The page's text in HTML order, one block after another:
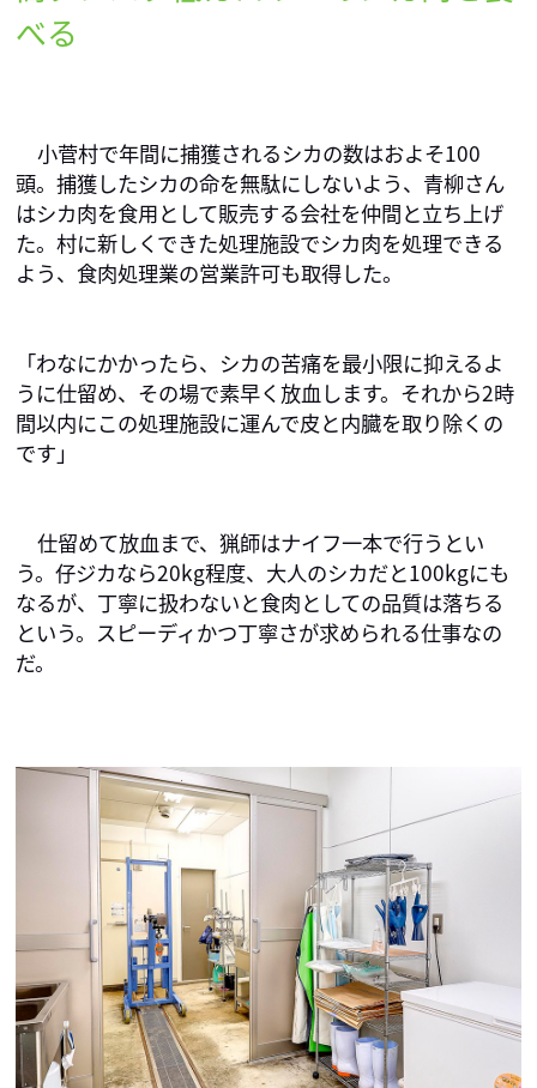
べる
小菅村で年間に捕獲されるシカの数はおよそ100
頭。捕獲したシカの命を無駄にしないよう、青柳さん
はシカ肉を食用として販売する会社を仲間と立ち上げ
た。村に新しくできた処理施設でシカ肉を処理できる
よう、食肉処理業の営業許可も取得した。
「わなにかかったら、シカの苦痛を最小限に抑えるよ
うに仕留め、その場で素早く放血します。それから2時
間以内にこの処理施設に運んで皮と内臓を取り除くの
です」
仕留めて放血まで、猟師はナイフ一本で行うとい
う。仔ジカなら20kg程度、大人のシカだと100kgにも
なるが、丁寧に扱わないと食肉としての品質は落ちる
という。スピーディかつ丁寧さが求められる仕事なの
だ。